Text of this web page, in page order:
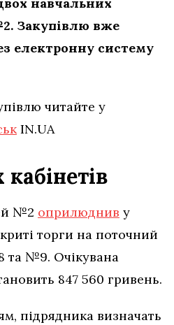
навчальних
Закупівлю вже
електронну систему
читайте у
IN.UA
№2 оприлюднив у
торги на поточний
та №9. Очікувана
847 560 гривень.
підрядника визначать